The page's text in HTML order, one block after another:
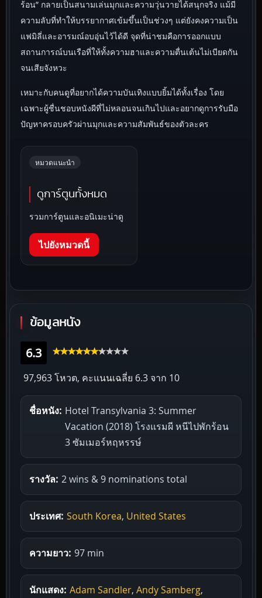
ร้อน” กลายเป็นสนามเล่นมุกและความวุ่นวายได้สนุกจริง แม้มี
ความลับที่ทำให้บรรยากาศเข้มขึ้นเป็นช่วงๆ แต่ยังคงความเป็น
แฟมิลี่และอารมณ์อบอุ่นไว้ได้ดี จุดที่น่าชมคือการออกแบบ
สถานการณ์บนเรือที่ให้ทั้งความฮาและความตื่นเต้นไม่เบียดกัน
จนเสียจังหวะ
เหมาะกับคนดูที่อยากได้ความบันเทิงแบบยิ้มได้ทั้งเรื่อง โดย
เฉพาะผู้ชื่นชอบหนังผีที่ไม่หลอนจนเกินไปและอยากดูการรับมือ
ปัญหาครอบครัวผ่านมุกและความสัมพันธ์ของตัวละคร
หมวดแนะนำ
ดูการ์ตูนทั้งหมด
รวมการ์ตูนและอนิเมะน่าดู
ไปยังหมวดนี้
ข้อมูลหนัง
6.3
97,963 โหวต, คะแนนเฉลี่ย 6.3 จาก 10
ชื่อหนัง: Hotel Transylvania 3: Summer
Vacation (2018) โรงแรมผี หนีไปพักร้อน
3 ซัมเมอร์หฤหรรษ์
รางวัล: 2 wins & 9 nominations total
ประเทศ: South Korea, United States
ความยาว: 97 min
นักแสดง: Adam Sandler, Andy Samberg,